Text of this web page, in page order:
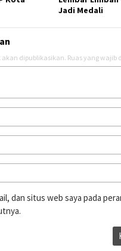
Jadi Medali
dipublikasikan. Ruas yang wajib
dan situs web saya pada